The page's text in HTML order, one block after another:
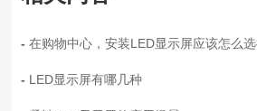
在购物中心，安装LED显示屏应该怎么
LED显示屏有哪几种